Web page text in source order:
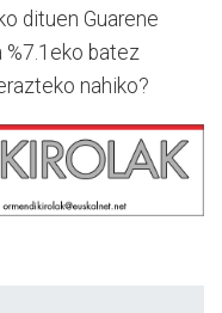
dituen Guarene
%7.1eko batez
nahiko?